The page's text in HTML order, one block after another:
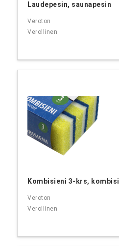
Laudepesin, saunapesin
Kombisieni 3-krs,